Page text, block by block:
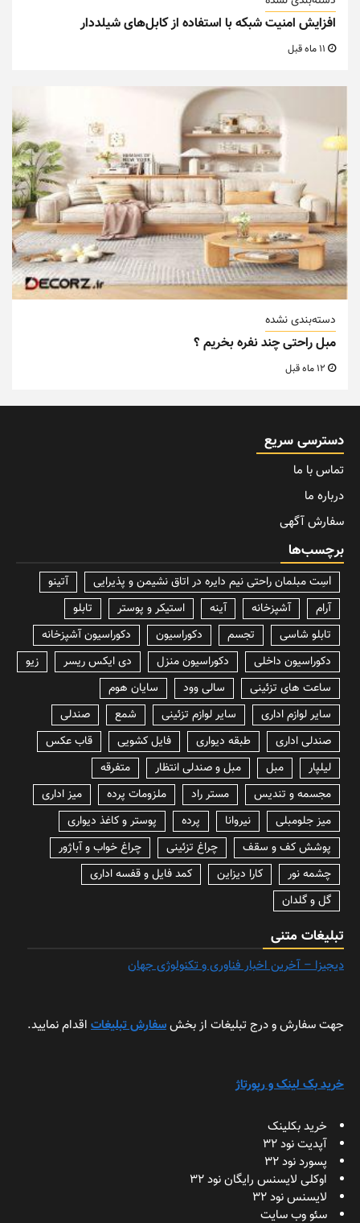
افزایش امنیت شبکه با استفاده از کابل‌های شیلددار
دسته‌بندی نشده
مبل راحتی چند نفره بخریم ؟
دسترسی سریع
تماس با ما
درباره ما
سفارش آگهی
برچسب‌ها
lسِت مبلمان راحتی نیم دایره در اتاق نشیمن و پذیرایی
آتینو
آرام
آشپزخانه آینه استیکر و پوستر
تابلو
تابلو شاسی
تجسم دکوراسیون
دکوراسیون آشپزخانه
دکوراسیون داخلی
دکوراسیون منزل دی ایکس ریسر
زیو
ساعت های تزئینی
سالی وود
سایان هوم
سایر لوازم اداری
سایر لوازم تزئینی شمع
صندلی
صندلی اداری
طبقه دیواری فایل کشویی
قاب عکس
لیلپار
مبل مبل و صندلی انتظار
متفرقه
مجسمه و تندیس
مستر راد ملزومات پرده
میز اداری
میز جلومبلی
نیروانا پرده
پوستر و کاغذ دیواری
پوشش کف و سقف
چراغ تزئینی
چراغ خواب و آباژور
چشمه نور
کارا دیزاین
کمد فایل و قفسه اداری
گل و گلدان
تبلیغات متنی
دیجیزا – آخرین اخبار فناوری و تکنولوژی جهان
جهت سفارش و درج تبلیغات از بخشسفارش تبلیغات اقدام نمایید.
خرید بک لینک و رپورتاژ
خرید بکلینک
آپدیت نود 32
پسورد نود 32
اوکلی لایسنس رایگان نود 32
لایسنس نود 32
سئو وب سایت